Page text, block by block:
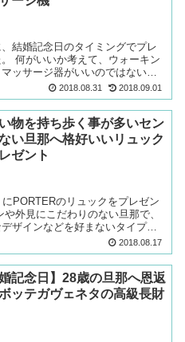
結婚記念日のタイミングでプレ
何がいいか考えて、ウォーキン
ッサージ器がいいのではないか
口コミが良かったフジ医療器...
2018.08.31 2018.09.01
物を持ち歩く事が多いセン
い旦那へ格好いいリュック
ゼント
PORTERのリュックをプレゼン
外見にこだわりのない旦那で、
ザインなどを好まないタイプ。
も気にいってもらえず... 2018.08.17
婚記念日】28歳の旦那へ恩返
ッテガヴェネタの高級長財